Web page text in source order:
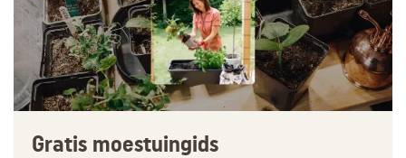
Gratis moestuingids